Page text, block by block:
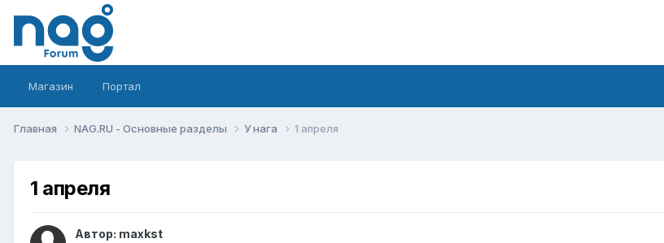
Магазин Портал
Главная NAG.RU - Основные разделы У нага 1 апреля
1 апреля
Автор: maxkst